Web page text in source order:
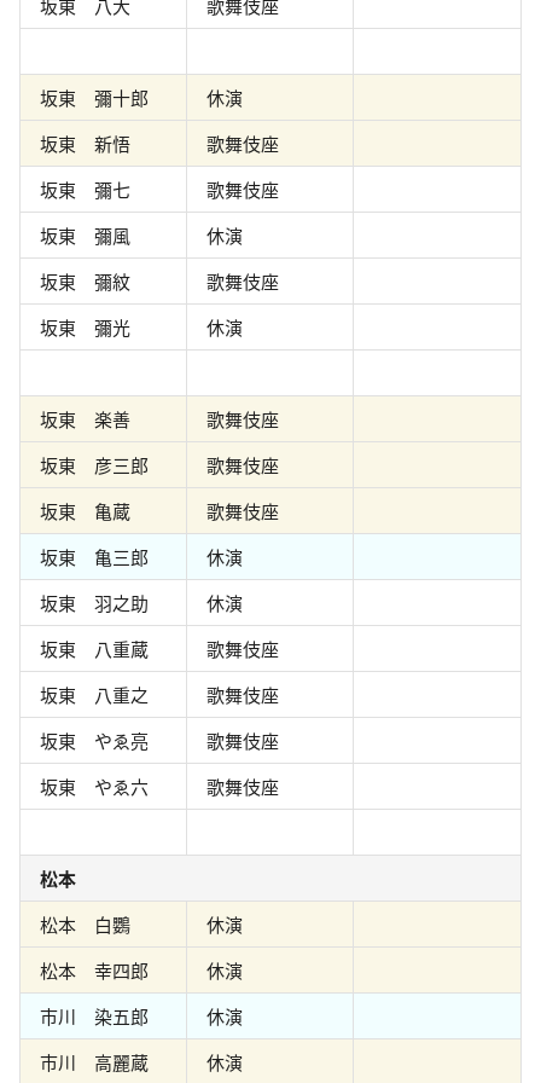
坂東 八大 歌舞伎座
坂東 彌十郎
休演
坂東 新悟
歌舞伎座
坂東 彌七
歌舞伎座
坂東 彌風
休演
坂東 彌紋
歌舞伎座
坂東 彌光
休演
坂東 楽善
歌舞伎座
坂東 彦三郎
歌舞伎座
坂東 亀蔵
歌舞伎座
坂東 亀三郎
休演
坂東 羽之助
休演
坂東 八重蔵
歌舞伎座
坂東 八重之
歌舞伎座
坂東 やゑ亮
歌舞伎座
坂東 やゑ六
歌舞伎座
松本
松本 白鸚
休演
松本 幸四郎
休演
市川 染五郎
休演
市川 高麗蔵
休演